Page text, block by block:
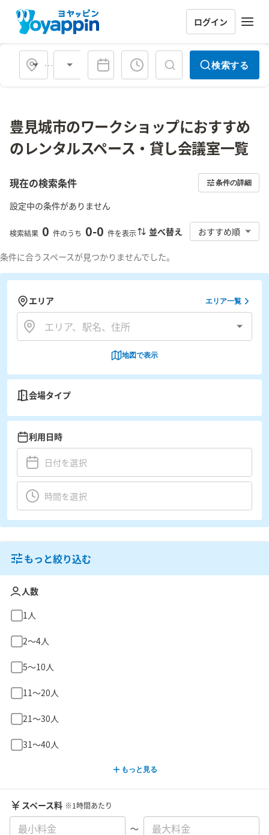
ログイン
会場タイプ 検索する
豊見城市のワークショップにおすすめ
のレンタルスペース・貸し会議室一覧
現在の検索条件 条件の詳細
設定中の条件がありません
検索結果 0 件のうち 0-0 件を表示 並べ替え おすすめ順
条件に合うスペースが見つかりませんでした。
エリア エリア一覧
地図で表示
会場タイプ
利用日時
もっと絞り込む
人数
1人
2〜4人
5〜10人
11〜20人
21〜30人
31〜40人
もっと見る
スペース料 ※1時間あたり
〜